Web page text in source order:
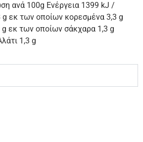
ανά 100g Ενέργεια 1399 kJ /
εκ των οποίων κορεσμένα 3,3 g
εκ των οποίων σάκχαρα 1,3 g
1,3 g